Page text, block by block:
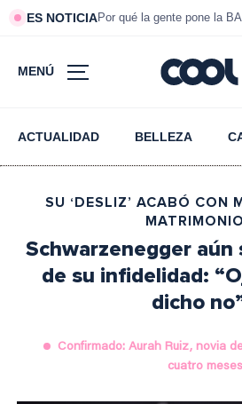
ES NOTICIAPor qué la gente pone la
MENÚ
ACTUALIDAD BELLEZA
SU ‘DESLIZ’ ACABÓ CON
MATRIMONIO
Schwarzenegger
de su infidelidad:
dicho
Confirmado: Aurah Ruiz, novia
cuatro meses